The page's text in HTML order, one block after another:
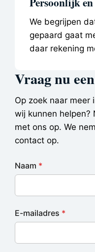
We begrijpen
gepaard gaat
daar rekening
Vraag nu
Op zoek naar
wij kunnen helpen?
met ons op. We
contact op.
Naam *
E-mailadres *